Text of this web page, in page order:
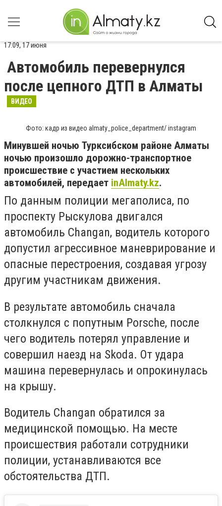
17:09, 17 июня
Автомобиль перевернулся
после цепного ДТП в Алматы
ВИДЕО
Фото: кадр из видео almaty_police_department/ instagram
Минувшей ночью Турксибском районе Алматы
ночью произошло дорожно-транспортное
происшествие с участием нескольких
автомобилей, передает inAlmaty.kz.
По данным полиции мегаполиса, по
проспекту Рыскулова двигался
автомобиль Changan, водитель которого
допустил агрессивное маневрирование и
опасные перестроения, создавая угрозу
другим участникам движения.
В результате автомобиль сначала
столкнулся с попутным Porsche, после
чего водитель потерял управление и
совершил наезд на Skoda. От удара
машина перевернулась и опрокинулась
на крышу.
Водитель Changan обратился за
медицинской помощью. На месте
происшествия работали сотрудники
полиции, устанавливаются все
обстоятельства ДТП.